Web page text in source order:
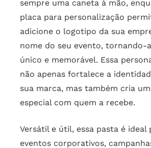
sempre uma caneta à mão,
placa para personalização
adicione o logotipo da sua
nome do seu evento, tornando-
único e memorável. Essa
não apenas fortalece a
sua marca, mas também cria
especial com quem a recebe.
Versátil e útil, essa pasta é ideal
eventos corporativos,